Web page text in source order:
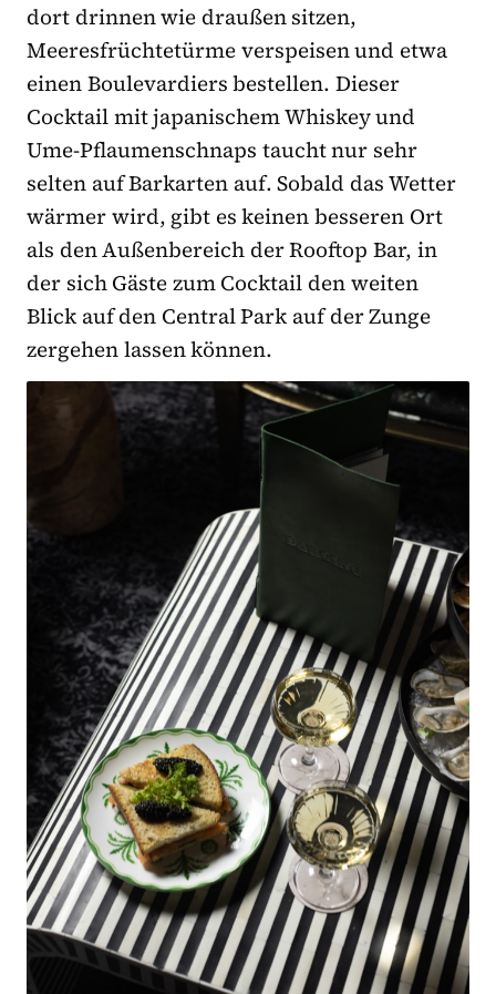
dort drinnen wie draußen sitzen,
Meeresfrüchtetürme verspeisen und etwa
einen Boulevardiers bestellen. Dieser
Cocktail mit japanischem Whiskey und
Ume-Pflaumenschnaps taucht nur sehr
selten auf Barkarten auf. Sobald das Wetter
wärmer wird, gibt es keinen besseren Ort
als den Außenbereich der Rooftop Bar, in
der sich Gäste zum Cocktail den weiten
Blick auf den Central Park auf der Zunge
zergehen lassen können.